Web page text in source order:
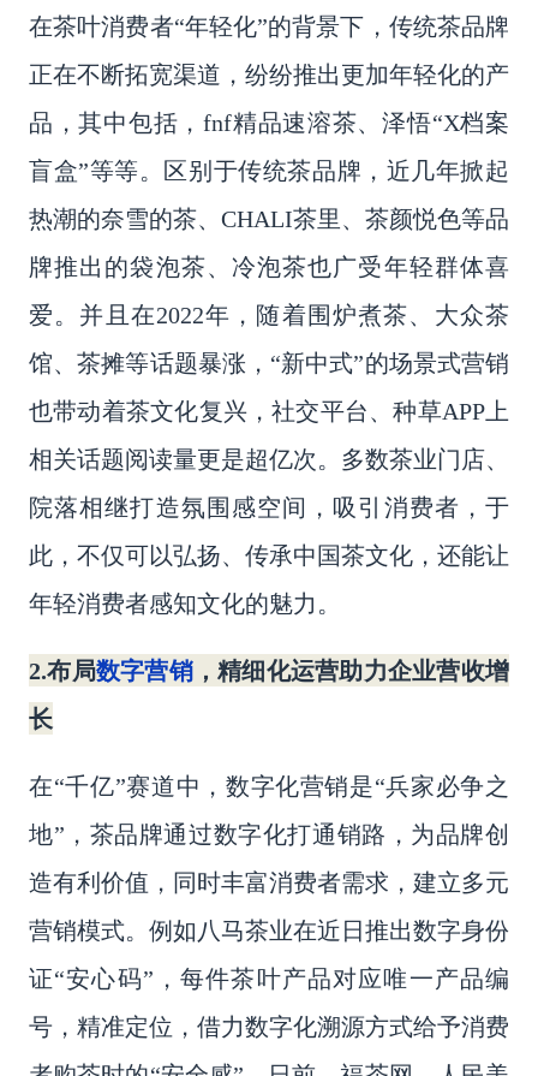
在茶叶消费者“年轻化”的背景下，传统茶品牌
正在不断拓宽渠道，纷纷推出更加年轻化的产
品，其中包括，fnf精品速溶茶、泽悟“X档案
盲盒”等等。区别于传统茶品牌，近几年掀起
热潮的奈雪的茶、 CHALI茶里、茶颜悦色等品
牌推出的袋泡茶、冷泡茶也广受年轻群体喜
爱。并且在2022年，随着围炉煮茶、大众茶
馆、茶摊等话题暴涨， “新中式”的场景式营销
也带动着茶文化复兴，社交平台、种草APP上
相关话题阅读量更是超亿次。多数茶业门店、
院落相继打造氛围感空间，吸引消费者，于
此，不仅可以弘扬、传承中国茶文化，还能让
年轻消费者感知文化的魅力。
2.布局数字营销，精细化运营助力企业营收增
长
在“千亿”赛道中，数字化营销是“兵家必争之
地”， 茶品牌通过数字化打通销路，为品牌创
造有利价值，同时丰富消费者需求，建立多元
营销模式。例如八马茶业在近日推出数字身份
证“安心码”，每件茶叶产品对应唯一产品编
号，精准定位，借力数字化溯源方式给予消费